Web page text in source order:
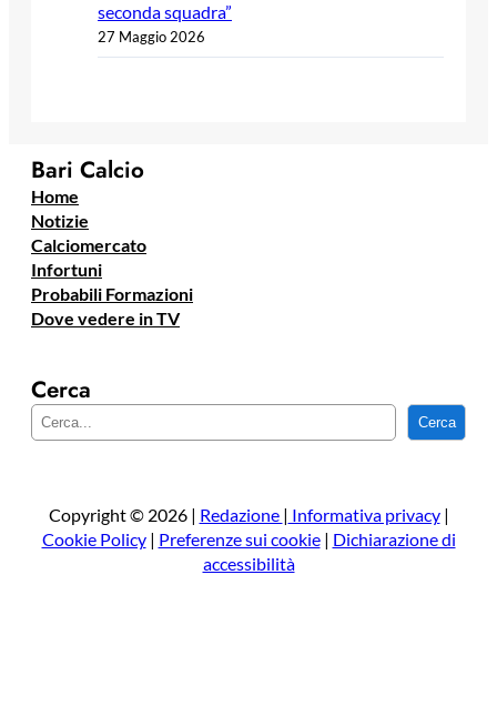
seconda squadra”
27 Maggio 2026
Bari Calcio
Home
Notizie
Calciomercato
Infortuni
Probabili Formazioni
Dove vedere in TV
Cerca
e
a
Cerca
Copyright © 2026 | Redazione | Informativa privacy|
Cookie Policy| Preferenze sui cookie| Dichiarazione di
accessibilità